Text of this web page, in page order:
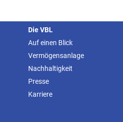
Die VBL
Auf einen Blick
Vermögensanlage
Nachhaltigkeit
Presse
Karriere